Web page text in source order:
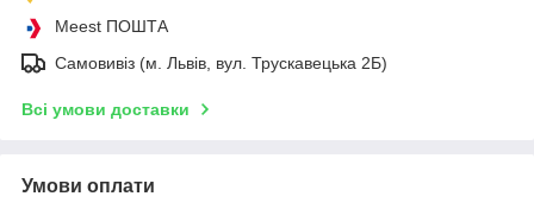
Meest ПОШТА
Самовивіз (м. Львів, вул. Трускавецька 2Б)
Всі умови доставки
Умови оплати